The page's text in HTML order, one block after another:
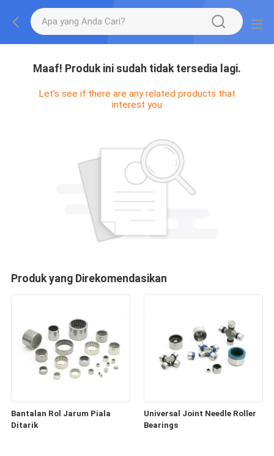
Maaf! Produk ini sudah tidak tersedia lagi.
Let's see if there are any related products that
interest you
Produk yang Direkomendasikan
Bantalan Rol Jarum Piala
Ditarik
Universal Joint Needle Roller
Bearings